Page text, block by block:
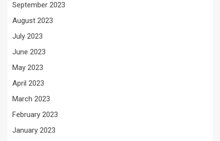
September 2023
August 2023
July 2023
June 2023
May 2023
April 2023
March 2023
February 2023
January 2023